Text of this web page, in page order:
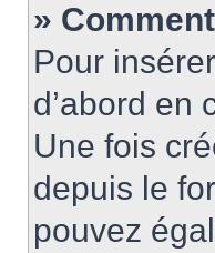
»
Pour
d’abord en
Une fois
depuis le
pouvez